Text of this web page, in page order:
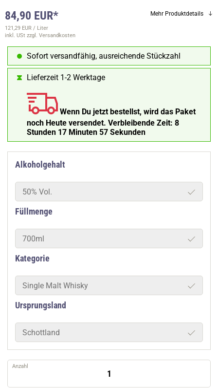
84,90 EUR*
121,29 EUR / Liter
inkl. USt zzgl. Versandkosten
Mehr Produktdetails
Sofort versandfähig, ausreichende Stückzahl
Lieferzeit 1-2 Werktage
Wenn Du jetzt bestellst, wird das Paket
noch Heute versendet. Verbleibende Zeit: 8
Stunden 17 Minuten 56 Sekunden
Alkoholgehalt
50% Vol.
Füllmenge
700ml
Kategorie
Single Malt Whisky
Ursprungsland
Schottland
Anzahl